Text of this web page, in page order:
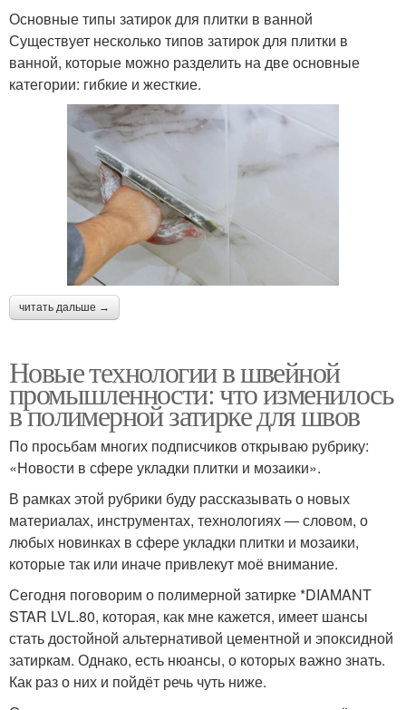
Основные типы затирок для плитки в ванной
Существует несколько типов затирок для плитки в
ванной, которые можно разделить на две основные
категории: гибкие и жесткие.
читать дальше →
Новые технологии в швейной
промышленности: что изменилось
в полимерной затирке для швов
По просьбам многих подписчиков открываю рубрику:
«Новости в сфере укладки плитки и мозаики».
В рамках этой рубрики буду рассказывать о новых
материалах, инструментах, технологиях — словом, о
любых новинках в сфере укладки плитки и мозаики,
которые так или иначе привлекут моё внимание.
Сегодня поговорим о полимерной затирке *DIAMANT
STAR LVL.80, которая, как мне кажется, имеет шансы
стать достойной альтернативой цементной и эпоксидной
затиркам. Однако, есть нюансы, о которых важно знать.
Как раз о них и пойдёт речь чуть ниже.